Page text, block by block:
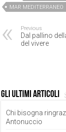
MAR MEDITERRANEO
Previous
Dal pallino
del vivere
Gli ultimi articoli
Chi bisogna
Antonuccio